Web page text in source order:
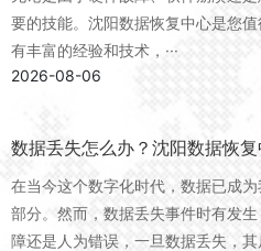
要的技能。沈阳数据恢复中心是您
有丰富的经验和技术，···
2026-08-06
数据丢失怎么办？沈阳数据恢
在当今这个数字化时代，数据已成
部分。然而，数据丢失事件时有发
障还是人为错误，一旦数据丢失，